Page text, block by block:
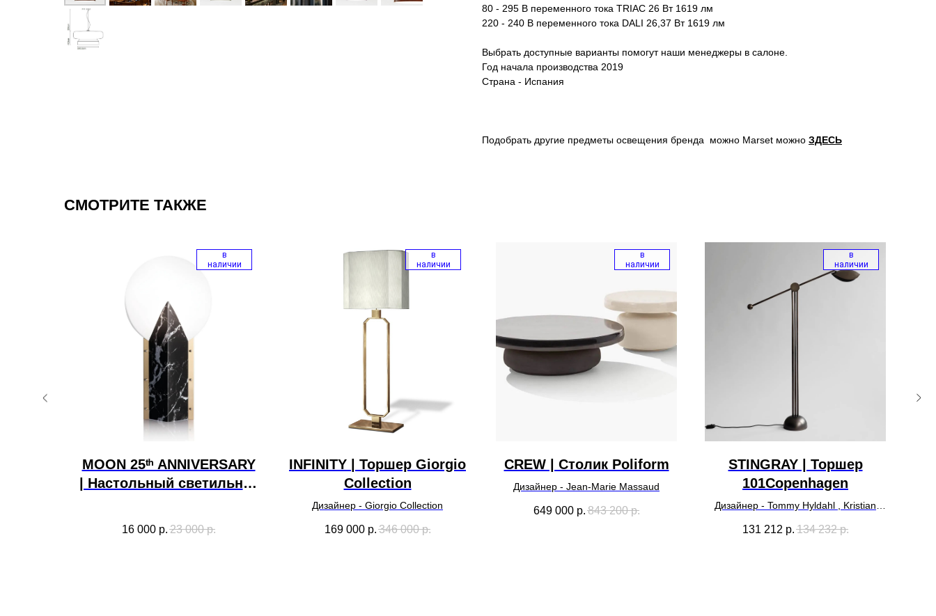
80 - 295 В переменного тока TRIAC 26 Вт 1619 лм
220 - 240 В переменного тока DALI 26,37 Вт 1619 лм
Выбрать доступные варианты помогут наши менеджеры в салоне.
Год начала производства 2019
Страна - Испания
Подобрать другие предметы освещения бренда можно Marset можно ЗДЕСЬ
СМОТРИТЕ ТАКЖЕ
в
наличии
MOON 25ᵗʰ ANNIVERSARY
| Настольный светильник
16 000 р. 23 000 р.
в
наличии
INFINITY | Торшер Giorgio
Collection
Дизайнер - Giorgio Collection
169 000 р. 346 000 р.
в
наличии
CREW | Столик Poliform
Дизайнер - Jean-Marie Massaud
649 000 р. 843 200 р.
в
наличии
STINGRAY | Торшер
101Copenhagen
Дизайнер - Tommy Hyldahl , Kristian
131 212 р. 134 232 р.